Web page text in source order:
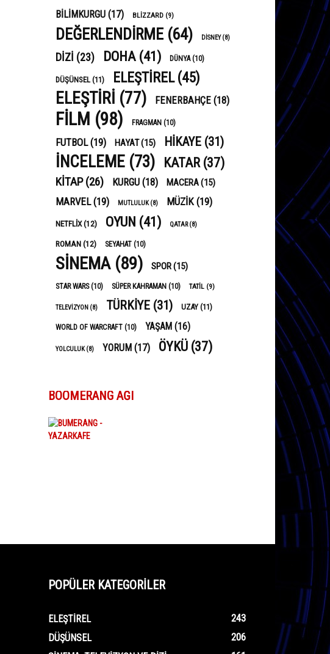
BILIMKURGU (17) BLIZZARD (9)
DEĞERLENDIRME (64) DISNEY(8)
DIZI (23) DOHA (41) DÜNYA(10)
DÜŞÜNSEL(11) ELEŞTIREL(45)
ELEŞTIRI (77) FENERBAHÇE (18)
FILM (98) FRAGMAN (10)
FUTBOL(19) HAYAT(15) HIKAYE (31)
INCELEME (73) KATAR(37)
KITAP(26) KURGU (18) MACERA(15)
MARVEL(19) MUTLULUK(8) MÜZIK(19)
NETFLIX(12) OYUN (41) QATAR(8)
ROMAN(12) SEYAHAT (10)
SINEMA(89) SPOR(15)
STAR WARS(10) SÜPER KAHRAMAN (10) TATIL (9)
TELEVIZYON (8) TÜRKIYE (31) UZAY (11)
WORLD OF WARCRAFT (10) YAŞAM (16)
YOLCULUK(8) YORUM (17) ÖYKÜ (37)
BOOMERANG AĞI
POPÜLER KATEGORİLER
ELEŞTIREL
243
DÜŞÜNSEL
206